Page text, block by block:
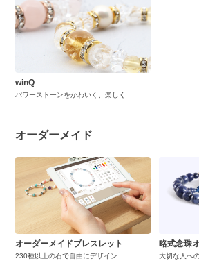
winQ
パワーストーンをかわいく、楽しく
オーダーメイド
オーダーメイドブレスレット
230種以上の石で自由にデザイン
略式念珠
大切な人へ